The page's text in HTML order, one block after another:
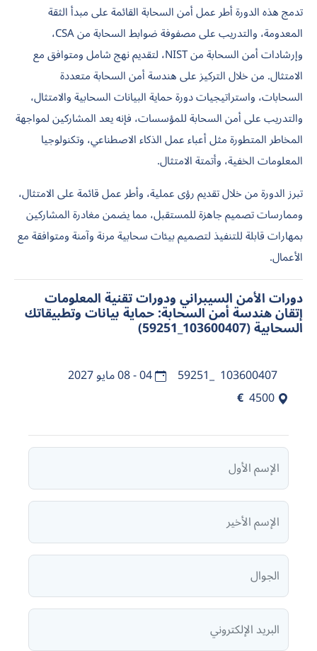
تدمج هذه الدورة أطر عمل أمن السحابة القائمة على مبدأ الثقة
المعدومة، والتدريب على مصفوفة ضوابط السحابة من CSA،
وإرشادات أمن السحابة من NIST، لتقديم نهج شامل ومتوافق مع
الامتثال. من خلال التركيز على هندسة أمن السحابة متعددة
السحابات، واستراتيجيات دورة حماية البيانات السحابية والامتثال،
والتدريب على أمن السحابة للمؤسسات، فإنه يعد المشاركين لمواجهة
المخاطر المتطورة مثل أعباء عمل الذكاء الاصطناعي، وتكنولوجيا
المعلومات الخفية، وأتمتة الامتثال.
تبرز الدورة من خلال تقديم رؤى عملية، وأطر عمل قائمة على الامتثال،
وممارسات تصميم جاهزة للمستقبل، مما يضمن مغادرة المشاركين
بمهارات قابلة للتنفيذ لتصميم بيئات سحابية مرنة وآمنة ومتوافقة مع
الأعمال.
دورات الأمن السيبراني ودورات تقنية المعلومات
إتقان هندسة أمن السحابة: حماية بيانات وتطبيقاتك
السحابية (103600407_59251)
103600407_59251
04 - 08 مايو 2027
4500
€